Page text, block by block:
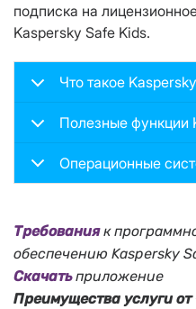
подписка на
Kaspersky Safe Kids.
Что такое
Полезные функции
Операционные
Требованияк
обеспечению Kaspersky
Скачатьприложение
Преимущества услуги